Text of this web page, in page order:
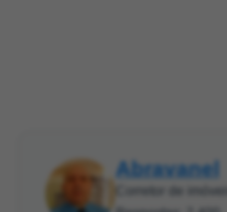
Abravanel
Corretor de imóveis